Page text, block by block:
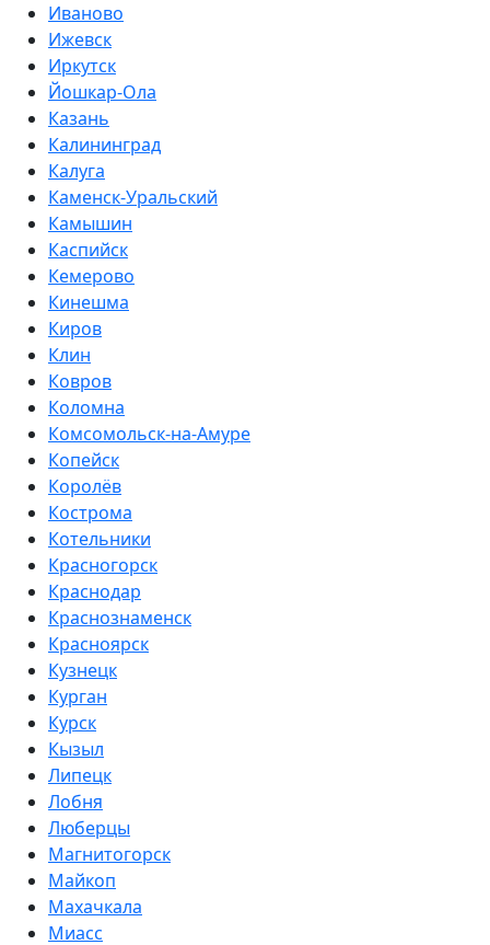
Иваново
Ижевск
Иркутск
Йошкар-Ола
Казань
Калининград
Калуга
Каменск-Уральский
Камышин
Каспийск
Кемерово
Кинешма
Киров
Клин
Ковров
Коломна
Комсомольск-на-Амуре
Копейск
Королёв
Кострома
Котельники
Красногорск
Краснодар
Краснознаменск
Красноярск
Кузнецк
Курган
Курск
Кызыл
Липецк
Лобня
Люберцы
Магнитогорск
Майкоп
Махачкала
Миасс